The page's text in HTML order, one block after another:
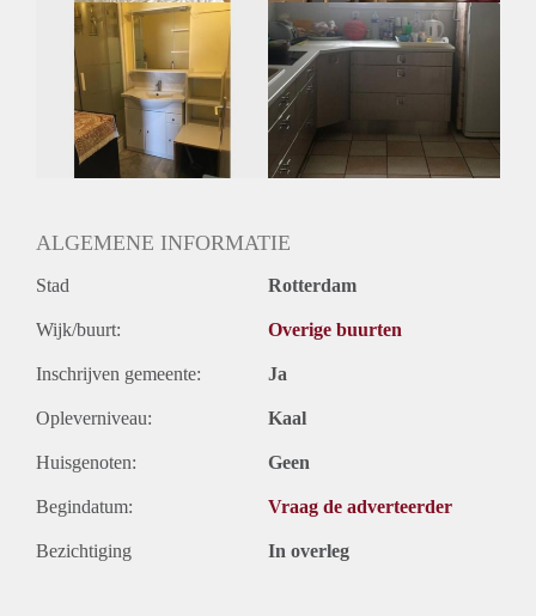
ALGEMENE INFORMATIE
Stad Rotterdam
Wijk/buurt: Overige buurten
Inschrijven gemeente: Ja
Opleverniveau: Kaal
Huisgenoten: Geen
Begindatum: Vraag de adverteerder
Bezichtiging In overleg